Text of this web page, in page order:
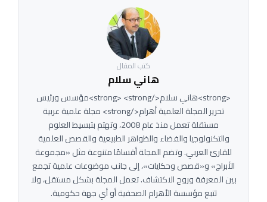
كتب المقال
هاني سلام
<strong>هاني سلام</strong> <strong>مؤسس ورئيس
تحرير المجلة العلمية أهرام</strong> مجلة علمية عربية
مستقلة تعمل منذ عام 2008، وتهتم بتبسيط العلوم
والتكنولوجيا والفضاء والظواهر الطبيعية والقصص العلمية
للقارئ العربي. وتضم المجلة أقسامًا متنوعة مثل «مجموعة
الأبراج» و«قصص وحكايات»، إلى جانب موضوعات علمية تجمع
بين المعرفة وروح الاكتشاف. تعمل المجلة بشكل مستقل، ولا
تتبع مؤسسة الأهرام الصحفية أو أي جهة حكومية.